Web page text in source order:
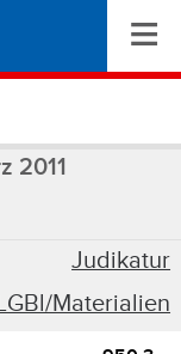
≡
2011
Judikatur
Materialien